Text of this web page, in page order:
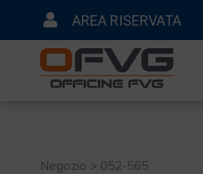
AREA RISERVATA
Negozio > 052-565